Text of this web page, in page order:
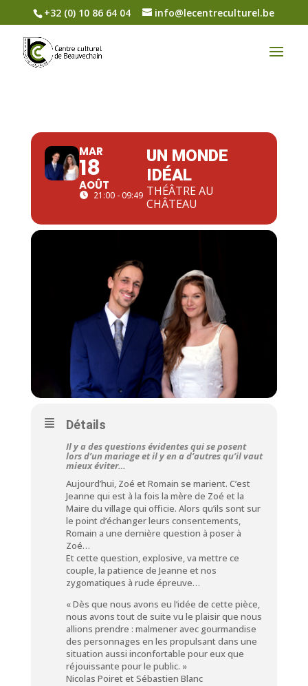
+32 (0) 10 86 64 04 info@lecentreculturel.be
MAR
18
AOÛT
21:00 - 09:49
UN MONDE
IDÉAL
THÉÂTRE AU
CHÂTEAU
Détails
Il y a des questions évidentes qui se posent
lors d’un mariage et il y en a d’autres qu’il vaut
mieux éviter…
Aujourd’hui, Zoé et Romain se marient. C’est
Jeanne qui est à la fois la mère de Zoé et la
Maire du village qui officie. Alors qu’ils sont sur
le point d’échanger leurs consentements,
Romain a une dernière question à poser à
Zoé…
Et cette question, explosive, va mettre ce
couple, la patience de Jeanne et nos
zygomatiques à rude épreuve…
« Dès que nous avons eu l’idée de cette pièce,
nous avons tout de suite vu le plaisir que nous
allions prendre : malmener avec gourmandise
des personnages en les propulsant dans une
situation aussi inconfortable pour eux que
réjouissante pour le public. »
Nicolas Poiret et Sébastien Blanc